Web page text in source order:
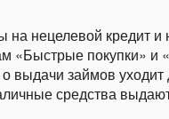
на нецелевой кредит
«Быстрые покупки» и
выдачи займов уходит
средства